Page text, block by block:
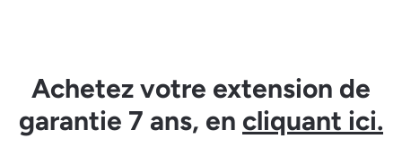
Achetez votre extension de
garantie 7 ans, en cliquant ici.